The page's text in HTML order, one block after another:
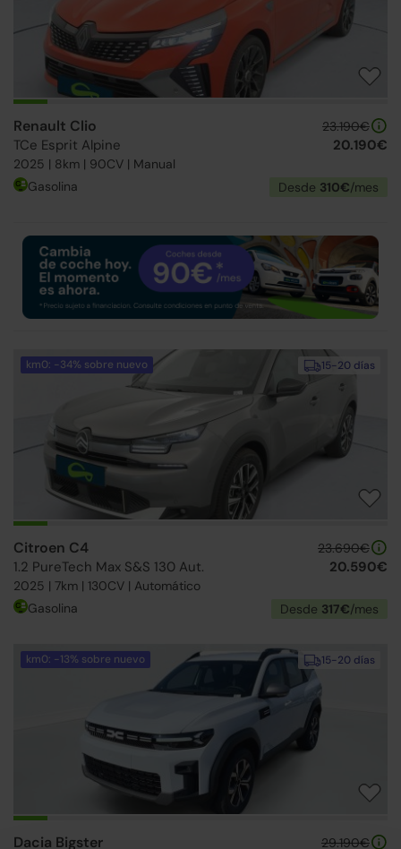
Renault Clio
TCe Esprit Alpine
2025 | 8km | 90CV | Manual
23.190€
20.190€
Gasolina Desde 310€/mes
15-20 días
km0: -34% sobre nuevo
Citroen C4
1.2 PureTech Max S&S 130 Aut.
2025 | 7km | 130CV | Automático
23.690€
20.590€
Gasolina Desde 317€/mes
15-20 días
km0: -13% sobre nuevo
Dacia Bigster 29.190€